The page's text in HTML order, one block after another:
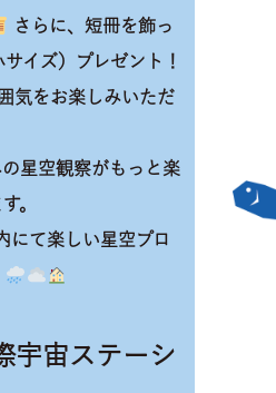
さらに、短冊を飾っ
イズ）プレゼント！
気をお楽しみいただ
星空観察がもっと楽
。
にて楽しい星空プロ
宇宙ステーシ